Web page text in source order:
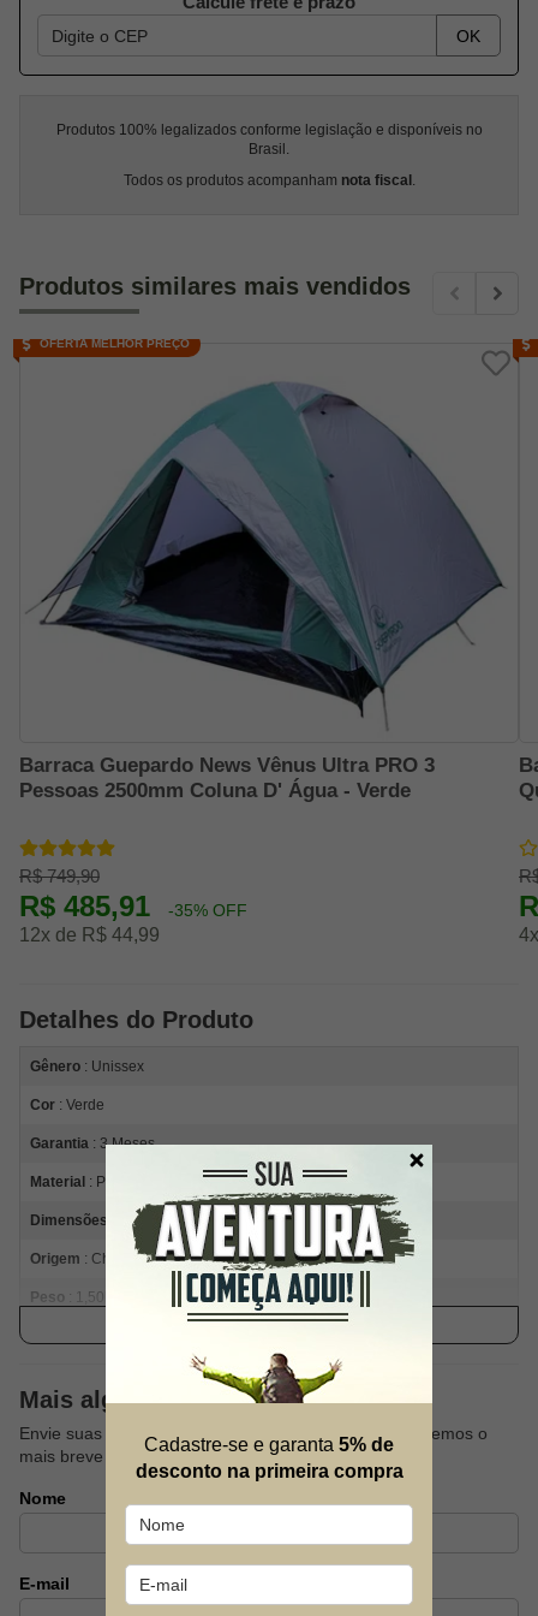
OK
Produtos 100% legalizados conforme legislação e disponíveis no
Brasil.
Todos os produtos acompanham nota fiscal .
Produtos similares mais vendidos
Barraca Guepardo News Vênus Ultra PRO 3
Pessoas 2500mm Coluna D' Água - Verde
R$ 749,90
R$ 485,91 -35% OFF
12x de R$ 44,99
OFERTA MELHOR PREÇO
Detalhes do Produto
Gênero : Unissex
Cor : Verde
Garantia : 3 Meses
Material : Poliéster
Dimensões Produto : 100x145x205cm
Origem : China
Peso : 1,50kg
Capacidade Da Barraca: 02 Pessoas
Barraca Camping Iglu 2 Pessoas Verde - Mor + Colchão
Inflável
A Barraca Iglu da Mor ganhou mais uma cor! Agora além da
tradicional Iglu Azul, você poderá optar pela Iglu Eco que é na cor
Verde. As Barracas Iglu são super fáceis de montar devido a sua
São confeccionadas em poliéster e a costura entre o piso e o
Ver descrição completa
Mais alguma dúvida?
Envie suas dúvidas sobre este produto que responderemos o
mais breve possível.
Nome
E-mail
Cadastre-se e garanta 5% de
desconto na primeira compra